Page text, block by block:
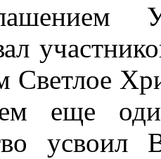
Светлое
еще
усвоил